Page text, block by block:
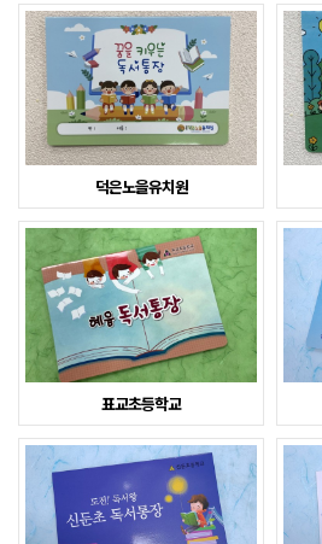
덕은노을유치원
표교초등학교